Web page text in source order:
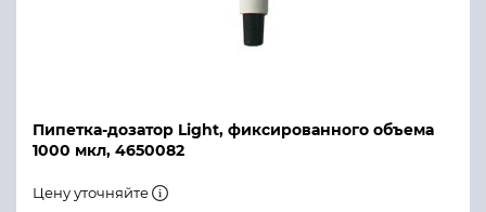
Пипетка-дозатор Light, фиксированного объема
1000 мкл, 4650082
Цену уточняйте